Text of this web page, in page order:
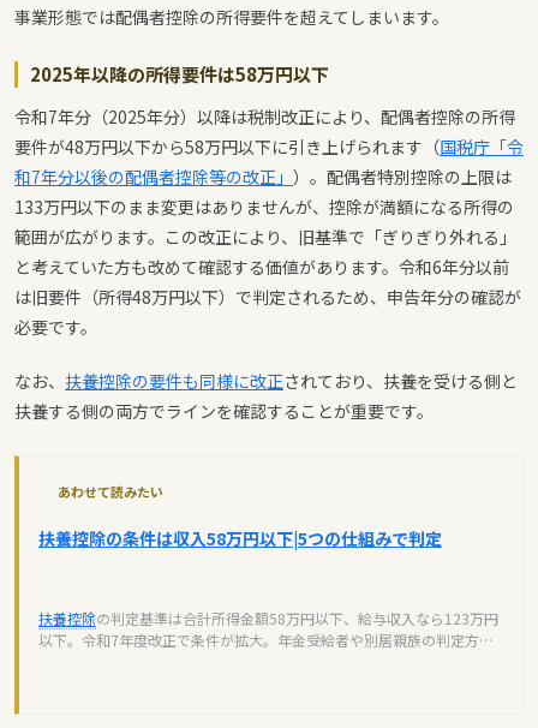
事業形態では配偶者控除の所得要件を超えてしまいます。
2025年以降の所得要件は58万円以下
令和7年分（2025年分）以降は税制改正により、配偶者控除の所得
要件が48万円以下から58万円以下に引き上げられます（国税庁「令
和7年分以後の配偶者控除等の改正」 ）。配偶者特別控除の上限は
133万円以下のまま変更はありませんが、控除が満額になる所得の
範囲が広がります。この改正により、旧基準で「ぎりぎり外れる」
と考えていた方も改めて確認する価値があります。令和6年分以前
は旧要件（所得48万円以下）で判定されるため、申告年分の確認が
必要です。
なお、 扶養控除の要件も同様に改正されており、扶養を受ける側と
扶養する側の両方でラインを確認することが重要です。
あわせて読みたい
扶養控除の条件は収入58万円以下|5つの仕組みで判定
扶養控除の判定基準は合計所得金額58万円以下、給与収入なら123万円
以下。令和7年度改正で条件が拡大。年金受給者や別居親族の判定方法